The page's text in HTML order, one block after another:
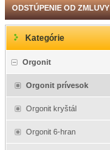
ODSTÚPENIE OD ZMLUVY
Kategórie
Orgonit
Orgonit prívesok
Orgonit kryštál
Orgonit 6-hran